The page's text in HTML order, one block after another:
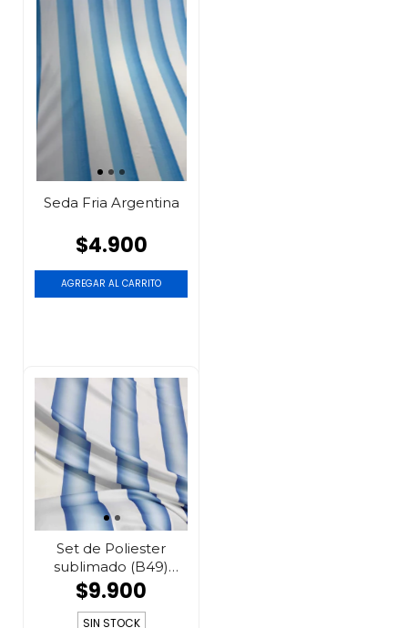
Seda Fria Argentina
$4.900
Set de Poliester
sublimado (B49)
Argenti...
$9.900
SIN STOCK